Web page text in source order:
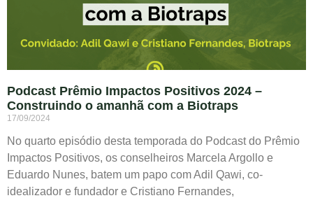
Podcast Prêmio Impactos Positivos 2024 –
Construindo o amanhã com a Biotraps
17/09/2024
No quarto episódio desta temporada do Podcast do Prêmio
Impactos Positivos, os conselheiros Marcela Argollo e
Eduardo Nunes, batem um papo com Adil Qawi, co-
idealizador e fundador e Cristiano Fernandes,